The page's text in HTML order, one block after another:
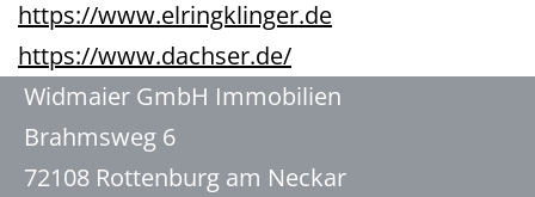
https://www.elringklinger.de
https://www.dachser.de/
Widmaier GmbH Immobilien
Brahmsweg 6
72108 Rottenburg am Neckar